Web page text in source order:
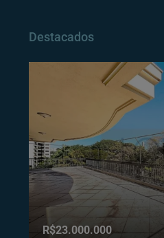
Destacados
R$23.000.000